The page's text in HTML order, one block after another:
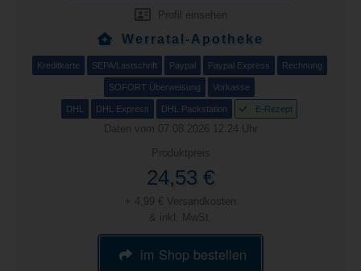
Profil einsehen
Werratal-Apotheke
Kreditkarte SEPA/Lastschrift Paypal Paypal Express Rechnung
SOFORT Überweisung Vorkasse
DHL DHL Express DHL Packstation E-Rezept
Daten vom 07.08.2026 12:24 Uhr
Produktpreis
24,53 €
+ 4,99 € Versandkosten
& inkl. MwSt.
im Shop bestellen